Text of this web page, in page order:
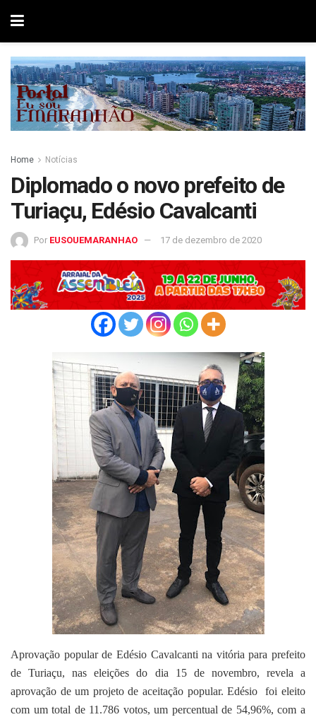
Home Notícias
Diplomado o novo prefeito de
Turiaçu, Edésio Cavalcanti
Por EUSOUEMARANHAO 17 de dezembro de 2020
Aprovação popular de Edésio Cavalcanti na vitória para prefeito
de Turiaçu, nas eleições do dia 15 de novembro, revela a
aprovação de um projeto de aceitação popular. Edésio foi eleito
com um total de 11.786 votos, um percentual de 54,96%, com a